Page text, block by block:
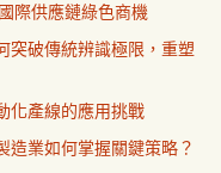
際供應鏈綠色商機
突破傳統辨識極限，重塑
化產線的應用挑戰
造業如何掌握關鍵策略？